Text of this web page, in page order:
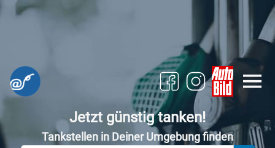
Jetzt günstig tanken!
Tankstellen in Deiner Umgebung finden